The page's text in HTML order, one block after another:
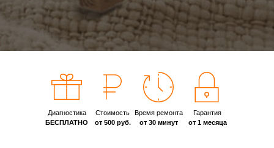
Диагностика
БЕСПЛАТНО
Стоимость
от 500 руб.
Гарантия
от 1 месяца
Время ремонта
от 30 минут